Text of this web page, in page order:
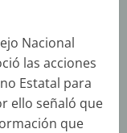
Nacional
las acciones
Estatal para
ello señaló que
que